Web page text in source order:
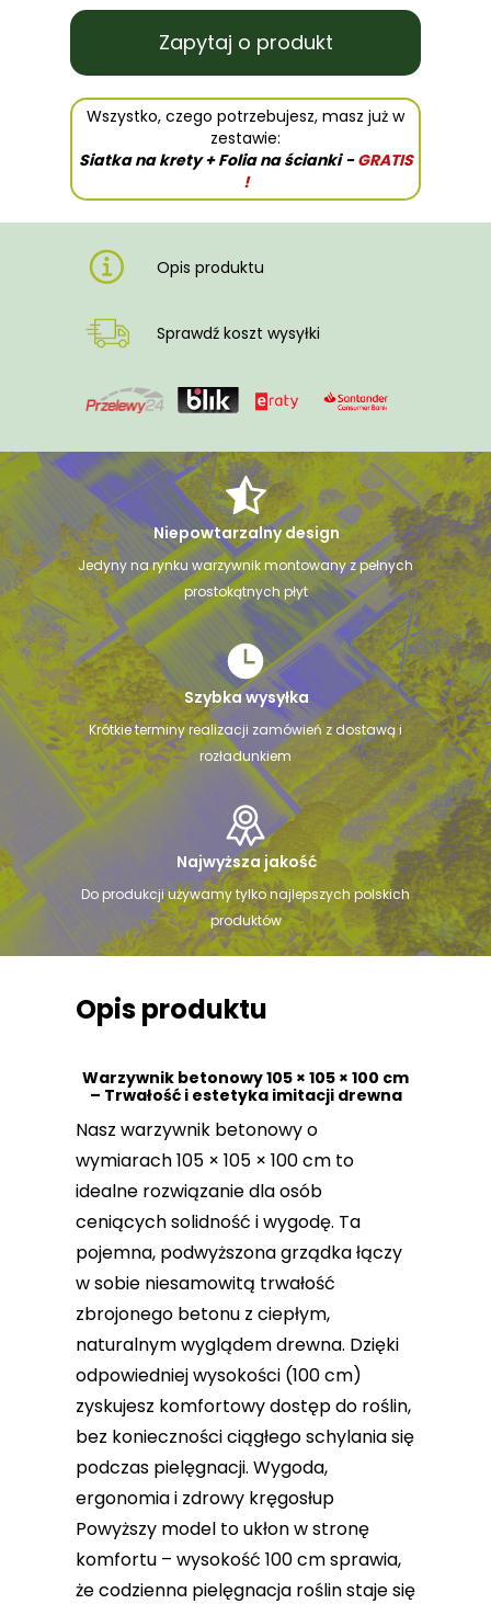
Zapytaj o produkt
Wszystko, czego potrzebujesz, masz już w
zestawie:
Siatka na krety + Folia na ścianki -GRATIS
!
Sprawdź koszt wysyłki
Opis produktu
Szybka wysyłka
Krótkie terminy realizacji zamówień z dostawą i
rozładunkiem
Niepowtarzalny design
Jedyny na rynku warzywnik montowany z pełnych
prostokątnych płyt
Najwyższa jakość
Do produkcji używamy tylko najlepszych polskich
produktów
Opis produktu
Warzywnik betonowy 105 × 105 × 100 cm
– Trwałość i estetyka imitacji drewna
Nasz warzywnik betonowy o
wymiarach 105 × 105 × 100 cm to
idealne rozwiązanie dla osób
ceniących solidność i wygodę. Ta
pojemna, podwyższona grządka łączy
w sobie niesamowitą trwałość
zbrojonego betonu z ciepłym,
naturalnym wyglądem drewna. Dzięki
odpowiedniej wysokości (100 cm)
zyskujesz komfortowy dostęp do roślin,
bez konieczności ciągłego schylania się
podczas pielęgnacji. Wygoda,
ergonomia i zdrowy kręgosłup
Powyższy model to ukłon w stronę
komfortu – wysokość 100 cm sprawia,
że codzienna pielęgnacja roślin staje się